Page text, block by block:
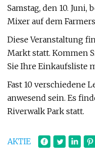
Samstag, den 10.
Mixer auf dem
Diese Veranstaltung
Markt statt. Kommen
Sie Ihre Einkaufsliste
Fast 10 verschiedene
anwesend sein. Es
Riverwalk Park statt.
AKTIE